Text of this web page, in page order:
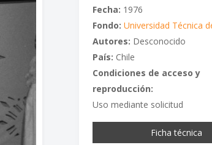
Fecha: 1976
Fondo: Universidad Técnica
Autores: Desconocido
País: Chile
Condiciones de acceso y
reproducción:
Uso mediante solicitud
Ficha técnica